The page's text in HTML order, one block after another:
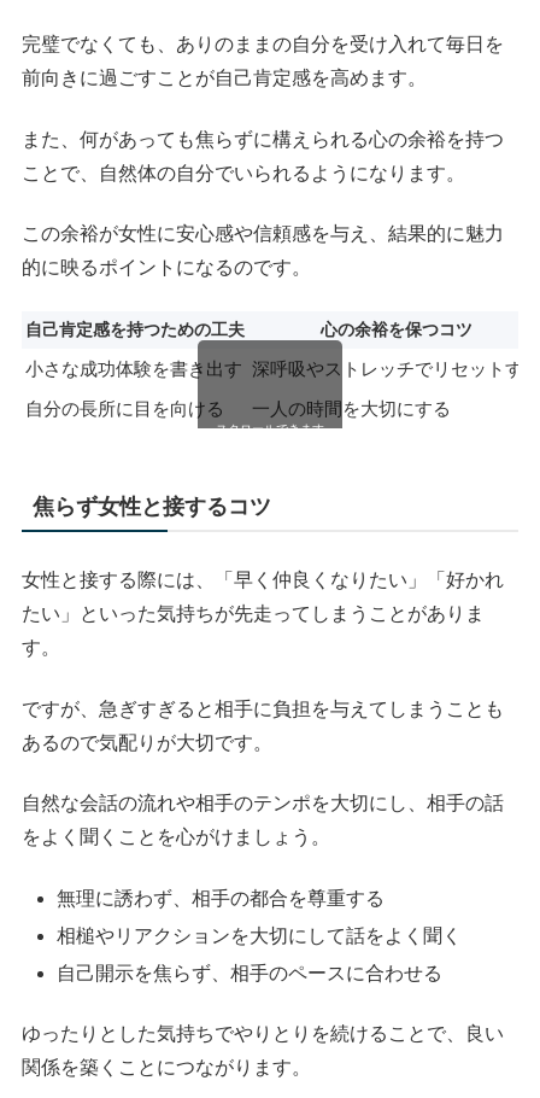
完璧でなくても、ありのままの自分を受け入れて毎日を
前向きに過ごすことが自己肯定感を高めます。
また、何があっても焦らずに構えられる心の余裕を持つ
ことで、自然体の自分でいられるようになります。
この余裕が女性に安心感や信頼感を与え、結果的に魅力
的に映るポイントになるのです。
自己肯定感を持つための工夫 心の余裕を保つコツ
小さな成功体験を書き出す 深呼吸やストレッチでリセットす
自分の長所に目を向ける
一人の時間を大切にする
スクロールできます
焦らず女性と接するコツ
女性と接する際には、「早く仲良くなりたい」「好かれ
たい」といった気持ちが先走ってしまうことがありま
す。
ですが、急ぎすぎると相手に負担を与えてしまうことも
あるので気配りが大切です。
自然な会話の流れや相手のテンポを大切にし、相手の話
をよく聞くことを心がけましょう。
無理に誘わず、相手の都合を尊重する
相槌やリアクションを大切にして話をよく聞く
自己開示を焦らず、相手のペースに合わせる
ゆったりとした気持ちでやりとりを続けることで、良い
関係を築くことにつながります。